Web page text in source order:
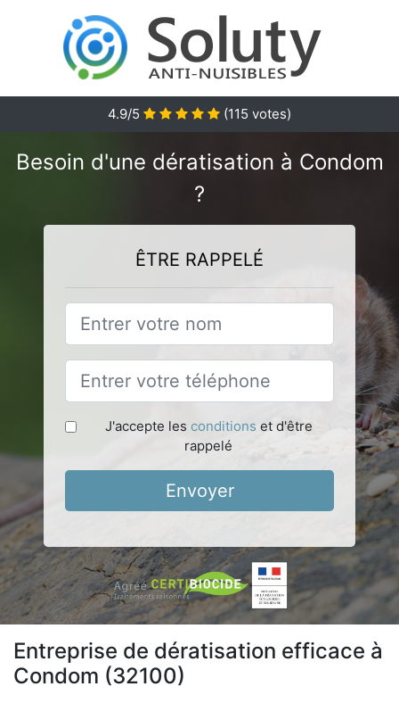
4.9/5 (115 votes)
Besoin d'une dératisation à Condom
?
ÊTRE RAPPELÉ
J'accepte les conditions et d'être
rappelé
Envoyer
Entreprise de dératisation efficace à
Condom (32100)